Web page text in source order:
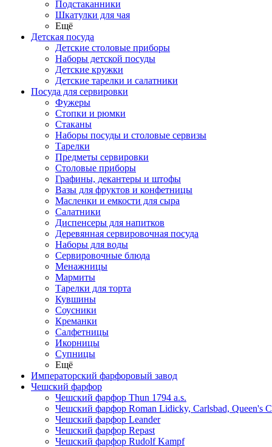
Подстаканники
Шкатулки для чая
Ещё
Детская посуда
Детские столовые приборы
Наборы детской посуды
Детские кружки
Детские тарелки и салатники
Посуда для сервировки
Фужеры
Стопки и рюмки
Стаканы
Наборы посуды и столовые сервизы
Тарелки
Предметы сервировки
Столовые приборы
Графины, декантеры и штофы
Вазы для фруктов и конфетницы
Масленки и емкости для сыра
Салатники
Диспенсеры для напитков
Деревянная сервировочная посуда
Наборы для воды
Сервировочные блюда
Менажницы
Мармиты
Тарелки для торта
Кувшины
Соусники
Креманки
Салфетницы
Икорницы
Супницы
Ещё
Императорский фарфоровый завод
Чешский фарфор
Чешский фарфор Thun 1794 a.s.
Чешский фарфор Roman Lidicky, Carlsbad, Queen's
Чешский фарфор Leander
Чешский фарфор Repast
Чешский фарфор Rudolf Kampf